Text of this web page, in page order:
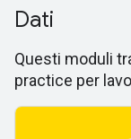
Dati
Questi moduli
practice per